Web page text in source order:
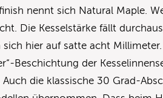
nennt sich Natural Maple.
Die Kesselstärke fällt
hier auf satte acht
Beschichtung der
die klassische 30 Grad-